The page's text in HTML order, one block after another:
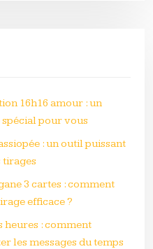
16h16 amour : un
spécial pour vous
: un outil puissant
tirages
3 cartes : comment
efficace ?
heures : comment
les messages du temps